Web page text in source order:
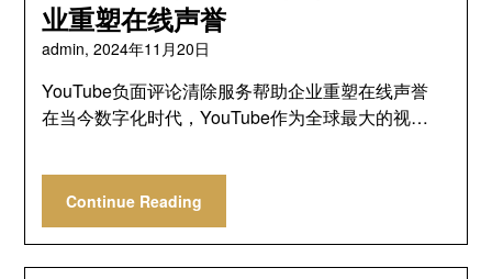
业重塑在线声誉
admin,2024年11月20日
YouTube负面评论清除服务帮助企业重塑在线声誉
在当今数字化时代，YouTube作为全球最大的视…
Continue Reading